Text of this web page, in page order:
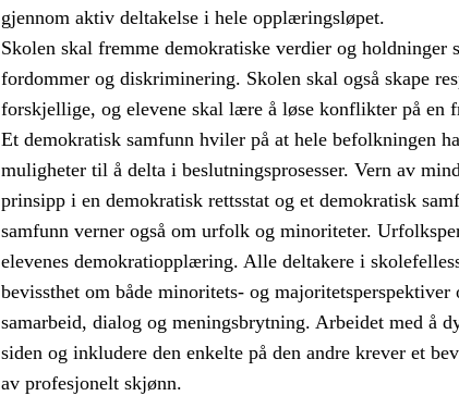
gjennom aktiv deltakelse i hele opplæringsløpet.
Skolen skal fremme demokratiske verdier og holdninger
fordommer og diskriminering. Skolen skal også skape
forskjellige, og elevene skal lære å løse konflikter på en
Et demokratisk samfunn hviler på at hele befolkningen
muligheter til å delta i beslutningsprosesser. Vern av
prinsipp i en demokratisk rettsstat og et demokratisk
samfunn verner også om urfolk og minoriteter.
elevenes demokratiopplæring. Alle deltakere i
bevissthet om både minoritets- og majoritetsperspektiver
samarbeid, dialog og meningsbrytning. Arbeidet med å
siden og inkludere den enkelte på den andre krever et
av profesjonelt skjønn.